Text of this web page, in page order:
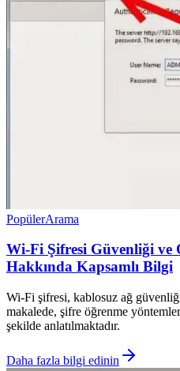
PopülerArama
Wi-Fi Şifresi Güvenliği ve
Hakkında Kapsamlı Bilgi
Wi-Fi şifresi, kablosuz ağ
makalede, şifre öğrenme
şekilde anlatılmaktadır.
Daha fazla bilgi edinin